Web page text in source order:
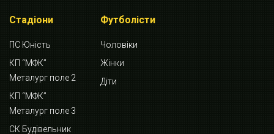
Стадіони
ПС Юність
КП “МФК”
Металург поле 2
КП “МФК”
Металург поле 3
СК Будівельник
Футболісти
Чоловіки
Жінки
Діти